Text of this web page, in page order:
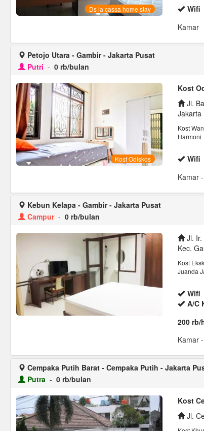
Ds la cassa home stay Wifi
Kamar
Petojo Utara - Gambir - Jakarta Pusat
Putri - 0 rb/bulan
Kost Odiskos
Kost
Jl.
Jakarta
Kost
Harmoni
Wifi
Kamar
Kebun Kelapa - Gambir - Jakarta Pusat
Campur- 0 rb/bulan
Jl. Ir.
Kec.
Kost
Juanda
Wifi
A/C
200 rb/
Kamar
Cempaka Putih Barat - Cempaka Putih - Jakarta
Putra - 0 rb/bulan
Kost
Jl.